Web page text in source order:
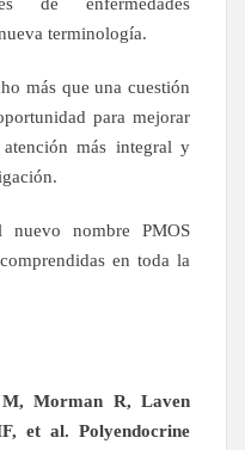
terminología.
más que una cuestión
para mejorar
más integral y
nuevo nombre PMOS
en toda la
Morman R, Laven
et al. Polyendocrine